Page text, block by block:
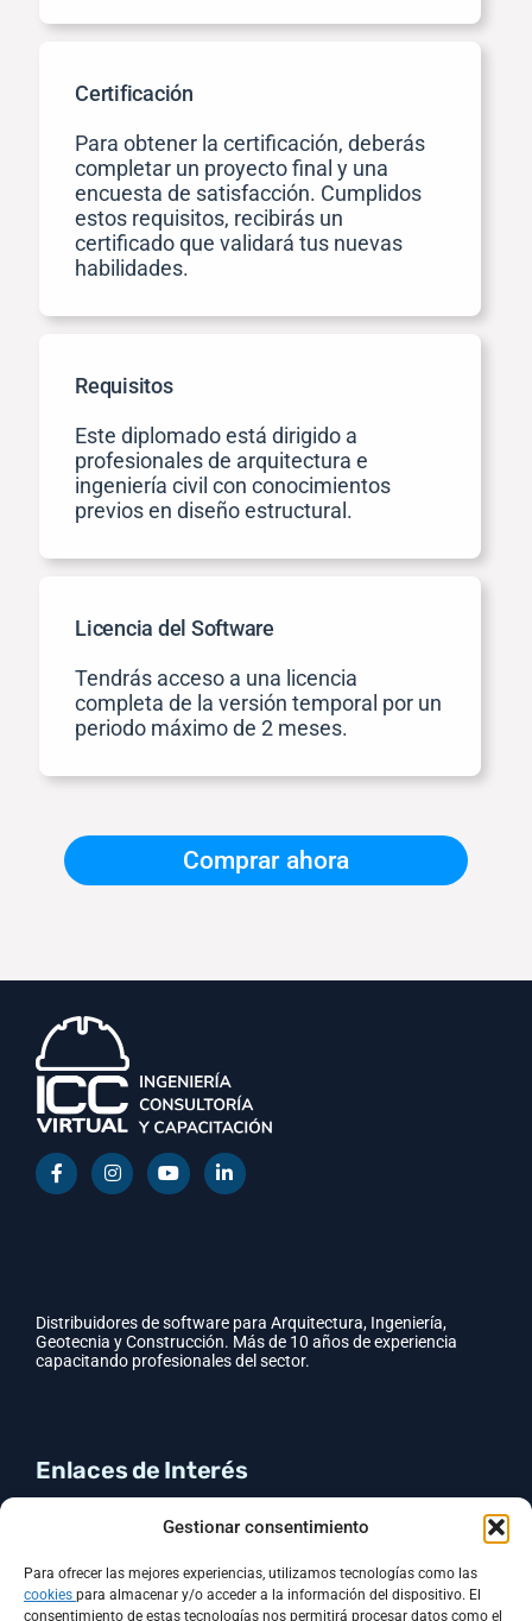
Gestionar consentimiento
Para ofrecer las mejores experiencias, utilizamos tecnologías como las
cookies para almacenar y/o acceder a la información del dispositivo. El
consentimiento de estas tecnologías nos permitirá procesar datos como el
Certificación
Para obtener la certificación, deberás
completar un proyecto final y una
encuesta de satisfacción. Cumplidos
estos requisitos, recibirás un
certificado que validará tus nuevas
habilidades.
Requisitos
Este diplomado está dirigido a
profesionales de arquitectura e
ingeniería civil con conocimientos
previos en diseño estructural.
Licencia del Software
Tendrás acceso a una licencia
completa de la versión temporal por un
periodo máximo de 2 meses.
Comprar ahora
Distribuidores de software para Arquitectura, Ingeniería,
Geotecnia y Construcción. Más de 10 años de experiencia
capacitando profesionales del sector.
Enlaces de Interés
Política de cookies (UE)
Política de Privacidad